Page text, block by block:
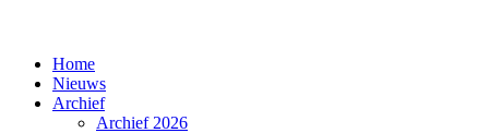
Home
Nieuws
Archief
Archief 2026